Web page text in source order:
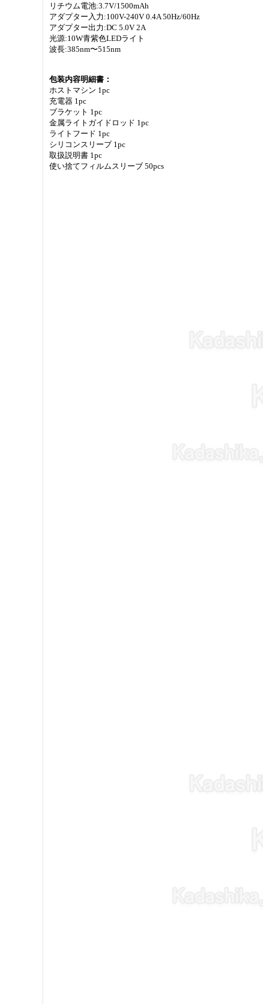
リチウム電池:3.7V/1500mAh
アダプター入力:100V-240V 0.4A 50Hz/60Hz
アダプター出力:DC 5.0V 2A
光源:10W青紫色LEDライト
波長:385nm〜515nm
包装内容明細書：
ホストマシン 1pc
充電器 1pc
ブラケット 1pc
金属ライトガイドロッド 1pc
ライトフード 1pc
シリコンスリーブ 1pc
取扱説明書 1pc
使い捨てフィルムスリーブ 50pcs